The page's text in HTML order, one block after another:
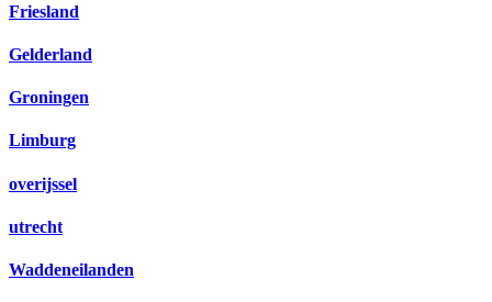
Friesland
Gelderland
Groningen
Limburg
overijssel
utrecht
Waddeneilanden